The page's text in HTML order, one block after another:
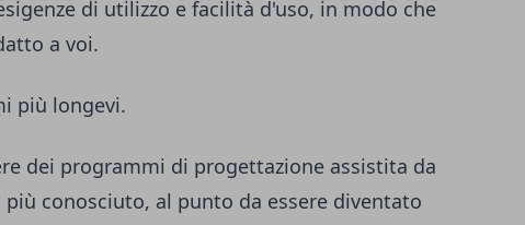
di utilizzo e facilità d'uso, in modo che
a voi.
più longevi.
dei programmi di progettazione assistita da
conosciuto, al punto da essere diventato